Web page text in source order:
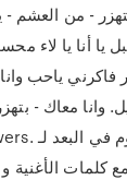
- من العشم -
طبل يا أنا يا لاء
فاكرني ياحب
كلمات الأغنية